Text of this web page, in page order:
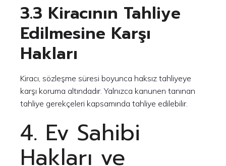
3.3 Kiracının Tahliye
Edilmesine Karşı
Hakları
Kiracı, sözleşme süresi boyunca haksız tahliyeye
karşı koruma altındadır. Yalnızca kanunen tanınan
tahliye gerekçeleri kapsamında tahliye edilebilir.
4. Ev Sahibi
Hakları ve